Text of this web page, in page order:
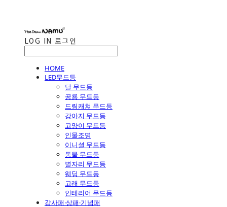
LOG IN 로그인
HOME
LED무드등
달 무드등
공룡 무드등
드림캐쳐 무드등
강아지 무드등
고양이 무드등
인물조명
이니셜 무드등
동물 무드등
별자리 무드등
웨딩 무드등
고래 무드등
인테리어 무드등
감사패·상패·기념패